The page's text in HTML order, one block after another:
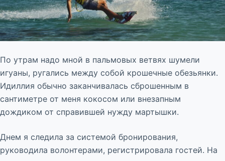
По утрам надо мной в пальмовых ветвях шумели
игуаны, ругались между собой крошечные обезьянки.
Идиллия обычно заканчивалась сброшенным в
сантиметре от меня кокосом или внезапным
дождиком от справившей нужду мартышки.
Днем я следила за системой бронирования,
руководила волонтерами, регистрировала гостей. На